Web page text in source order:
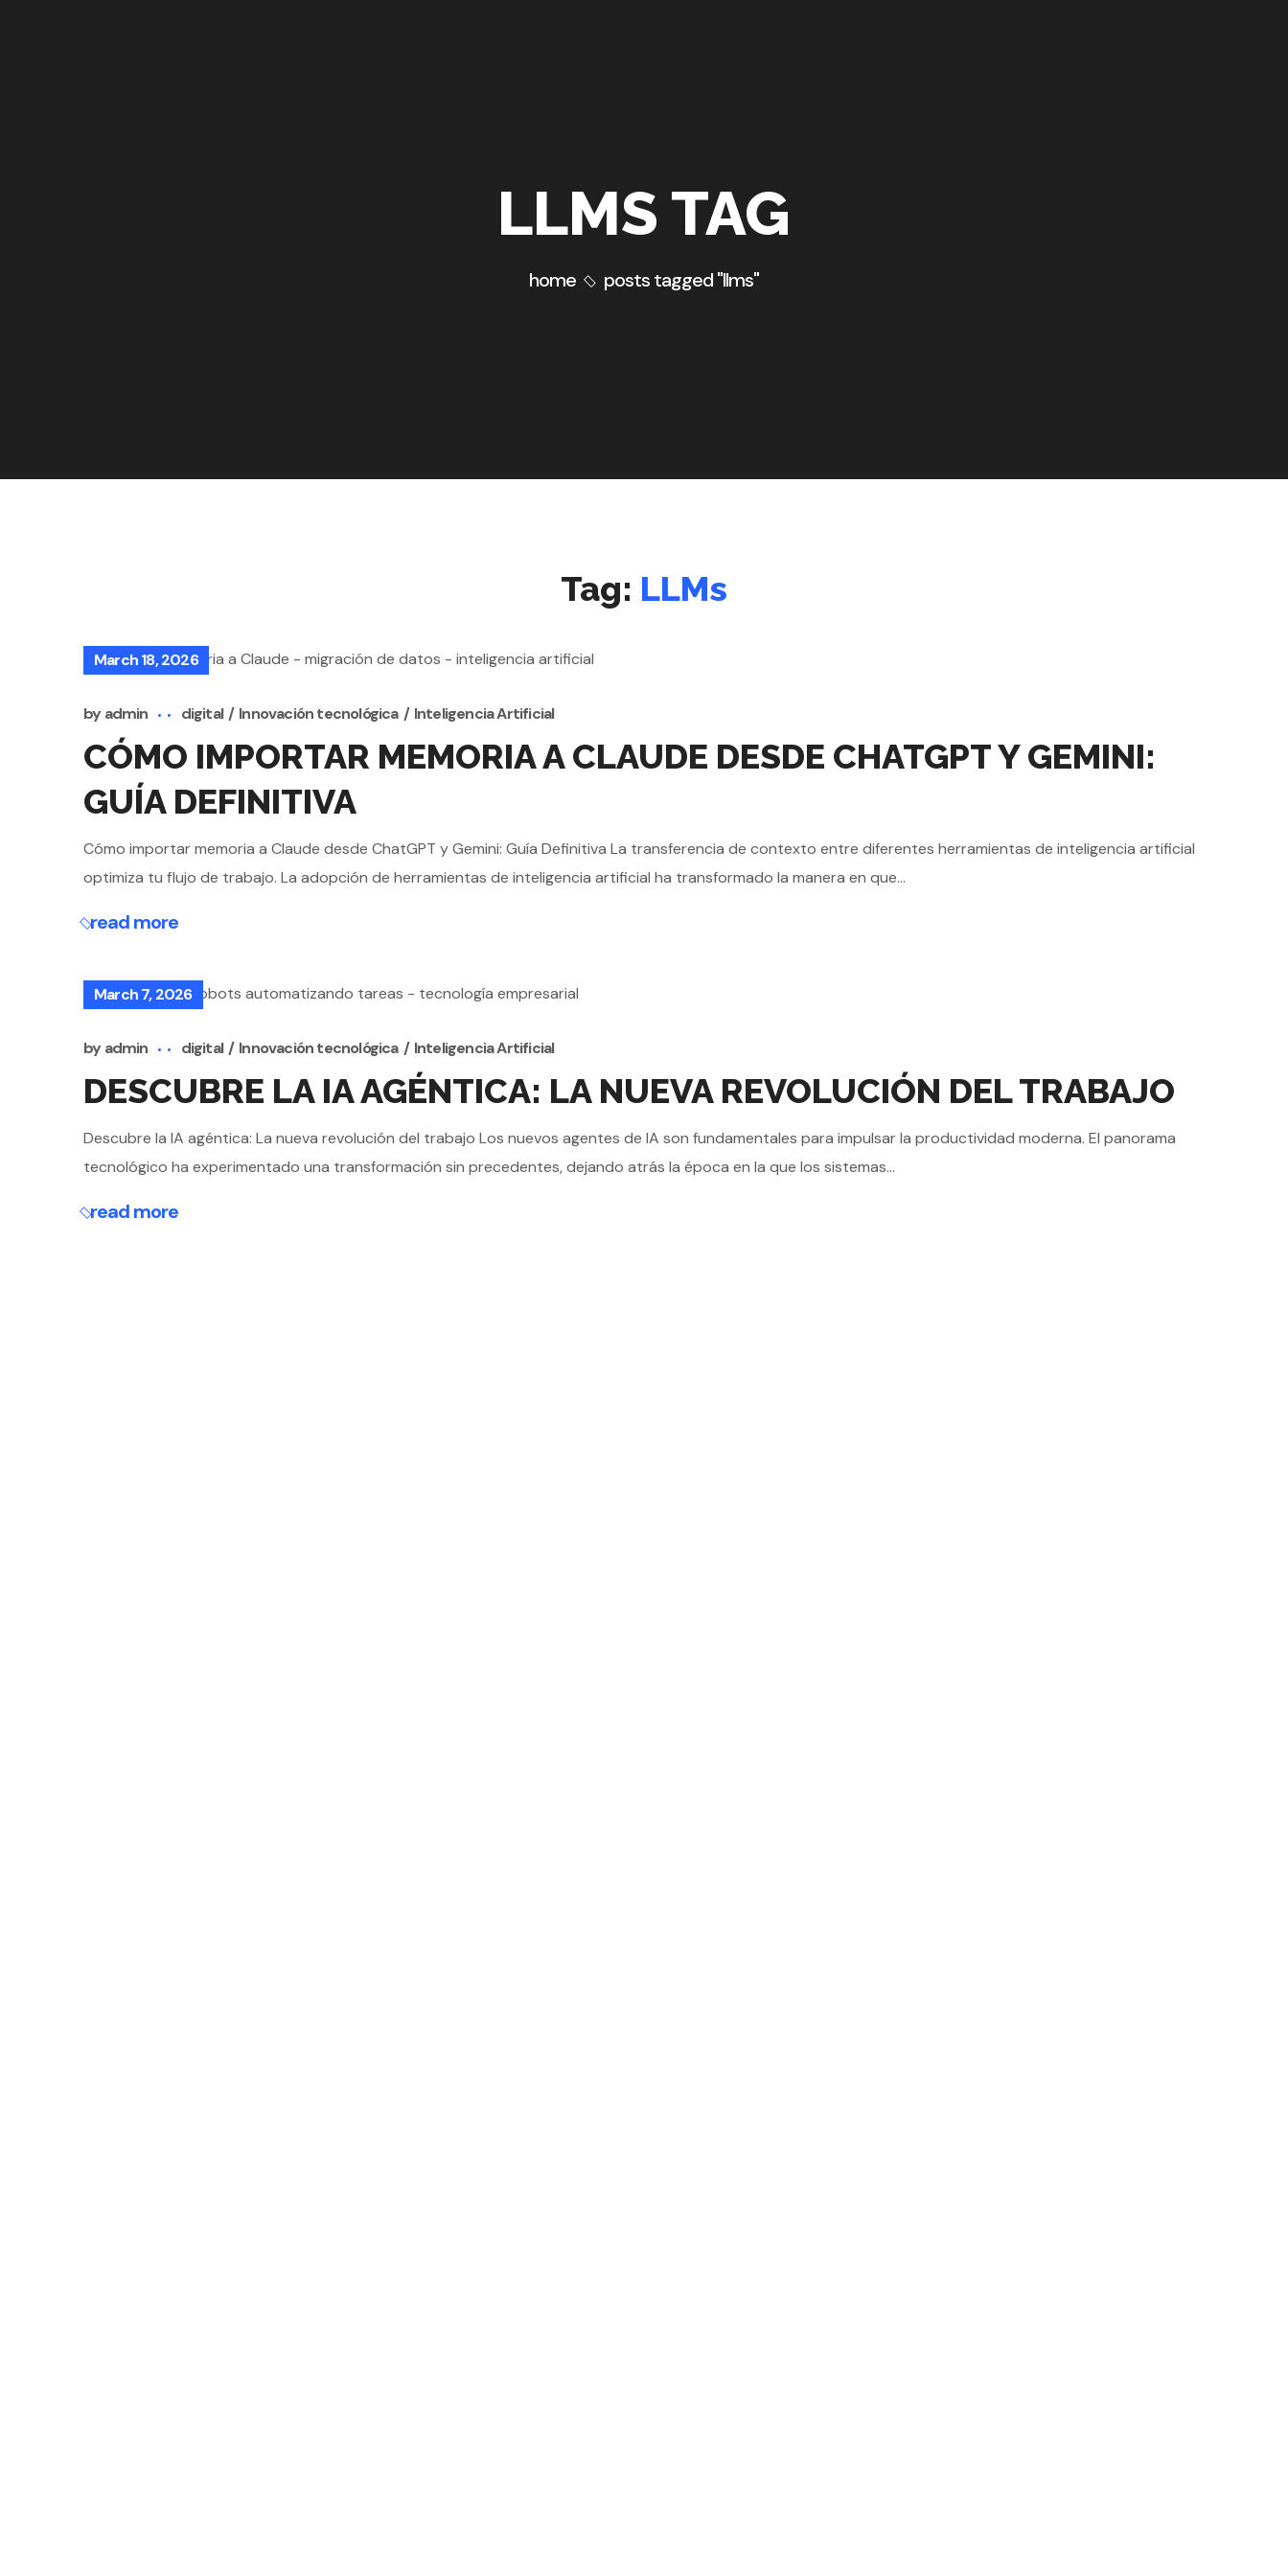
LLMS TAG
home posts tagged "llms"
Tag: LLMs
March 18, 2026
by admin digital Innovación tecnológica Inteligencia Artificial
CÓMO IMPORTAR MEMORIA A CLAUDE DESDE CHATGPT Y GEMINI:
GUÍA DEFINITIVA
Cómo importar memoria a Claude desde ChatGPT y Gemini: Guía Definitiva La transferencia de contexto entre diferentes herramientas de inteligencia artificial
optimiza tu flujo de trabajo. La adopción de herramientas de inteligencia artificial ha transformado la manera en que...
read more
March 7, 2026
by admin digital Innovación tecnológica Inteligencia Artificial
DESCUBRE LA IA AGÉNTICA: LA NUEVA REVOLUCIÓN DEL TRABAJO
Descubre la IA agéntica: La nueva revolución del trabajo Los nuevos agentes de IA son fundamentales para impulsar la productividad moderna. El panorama
tecnológico ha experimentado una transformación sin precedentes, dejando atrás la época en la que los sistemas...
read more